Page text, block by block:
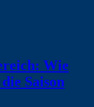
Wie
Saison